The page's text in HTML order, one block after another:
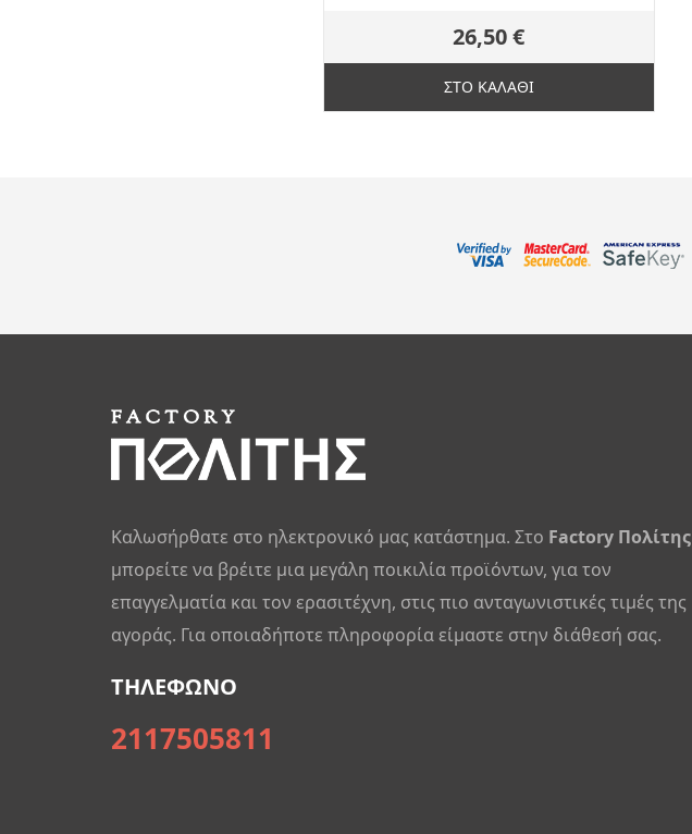
26,50 €
ΣΤΟ ΚΑΛΑΘΙ
Καλωσήρθατε στο ηλεκτρονικό μας κατάστημα. Στο Factory Πολίτης
μπορείτε να βρέιτε μια μεγάλη ποικιλία προϊόντων, για τον
επαγγελματία και τον ερασιτέχνη, στις πιο ανταγωνιστικές τιμές της
αγοράς. Για οποιαδήποτε πληροφορία είμαστε στην διάθεσή σας.
ΤΗΛΕΦΩΝΟ
2117505811